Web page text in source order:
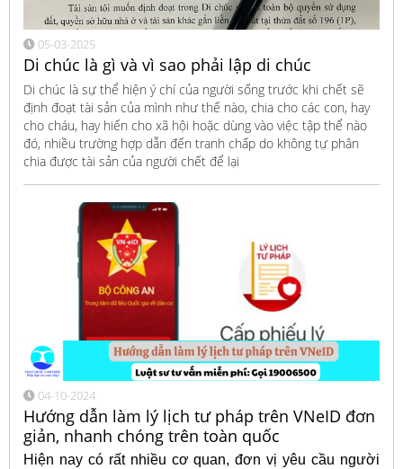
05-03-2025
Di chúc là gì và vì sao phải lập di chúc
Di chúc là sự thể hiện ý chí của người sống trước khi chết sẽ
định đoạt tài sản của mình như thế nào, chia cho các con, hay
cho cháu, hay hiến cho xã hội hoặc dùng vào việc tập thể nào
đó, nhiều trường hợp dẫn đến tranh chấp do không tự phân
chia được tài sản của người chết để lại
04-10-2024
Hướng dẫn làm lý lịch tư pháp trên VNeID đơn
giản, nhanh chóng trên toàn quốc
Hiện nay có rất nhiều cơ quan, đơn vị yêu cầu người